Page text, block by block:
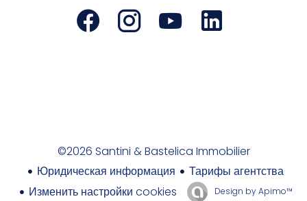
©2026 Santini & Bastelica Immobilier
Юридическая информация
Тарифы агентства
Изменить настройки cookies
Design byApimo™